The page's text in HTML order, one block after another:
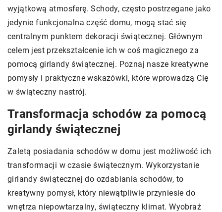
wyjątkową atmosferę. Schody, często postrzegane jako
jedynie funkcjonalna część domu, mogą stać się
centralnym punktem dekoracji świątecznej. Głównym
celem jest przekształcenie ich w coś magicznego za
pomocą girlandy świątecznej. Poznaj nasze kreatywne
pomysły i praktyczne wskazówki, które wprowadzą Cię
w świąteczny nastrój.
Transformacja schodów za pomocą
girlandy świątecznej
Zaletą posiadania schodów w domu jest możliwość ich
transformacji w czasie świątecznym. Wykorzystanie
girlandy świątecznej do ozdabiania schodów, to
kreatywny pomysł, który niewątpliwie przyniesie do
wnętrza niepowtarzalny, świąteczny klimat. Wyobraź